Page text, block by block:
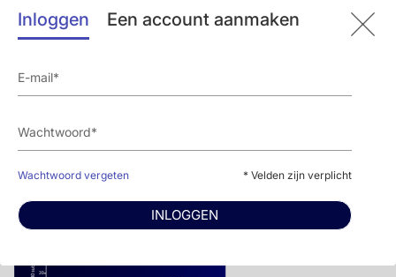
Inloggen Een account aanmaken
Wachtwoord vergeten * Velden zijn verplicht
INLOGGEN